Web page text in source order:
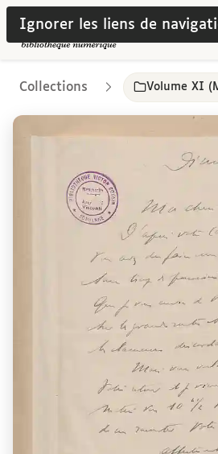
Ignorer les liens de
Collections Volume XI